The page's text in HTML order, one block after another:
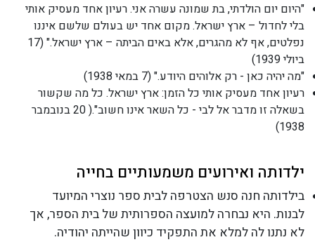
"היום יום הולדתי, בת שמונה עשרה אני. רעיון אחד מעסיק אותי
בלי לחדול – ארץ ישראל. מקום אחד יש בעולם שלשם איננו
נפלטים, אף לא מהגרים, אלא באים הביתה – ארץ ישראל." (17
ביולי 1939)
"מה יהיה כאן - רק אלוהים היודע." (7 במאי 1938)
רעיון אחד מעסיק אותי כל הזמן: ארץ ישראל. כל מה שקשור
בשאלה זו מדבר אל לבי - כל השאר אינו חשוב".( 20 בנובמבר
1938)
ילדותה ואירועים משמעותיים בחייה
בילדותה חנה סנש הצטרפה לבית ספר נוצרי המיועד
לבנות. היא נבחרה למועצה הספרותית של בית הספר, אך
לא נתנו לה למלא את התפקיד כיוון שהייתה יהודיה.